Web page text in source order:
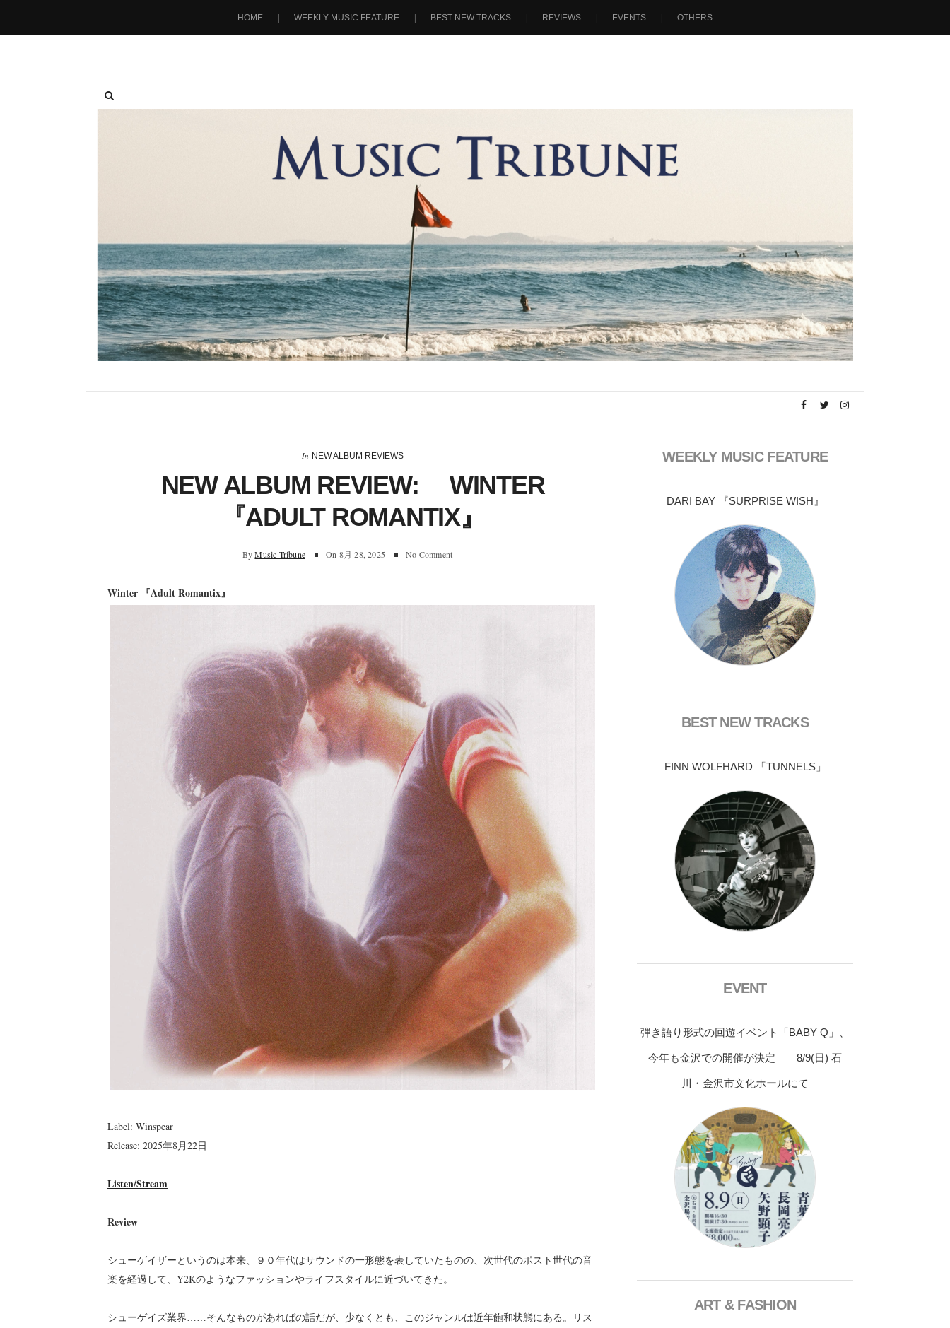
HOME WEEKLY MUSIC FEATURE BEST NEW TRACKS REVIEWS EVENTS OTHERS
In NEW ALBUM REVIEWS
NEW ALBUM REVIEW: WINTER
『ADULT ROMANTIX』
By Music Tribune On 8月 28, 2025 No Comment
Winter 『Adult Romantix』
Label: Winspear
Release: 2025年8月22日
Listen/Stream
Review
シューゲイザーというのは本来、９０年代はサウンドの一形態を表していたものの、次世代のポスト世代の音
楽を経過して、Y2Kのようなファッションやライフスタイルに近づいてきた。
シューゲイズ業界……そんなものがあればの話だが、少なくとも、このジャンルは近年飽和状態にある。リス
WEEKLY MUSIC FEATURE
DARI BAY 『SURPRISE WISH』
BEST NEW TRACKS
FINN WOLFHARD 「TUNNELS」
EVENT
弾き語り形式の回遊イベント「BABY Q」、
今年も金沢での開催が決定 8/9(日) 石
川・金沢市文化ホールにて
ART & FASHION